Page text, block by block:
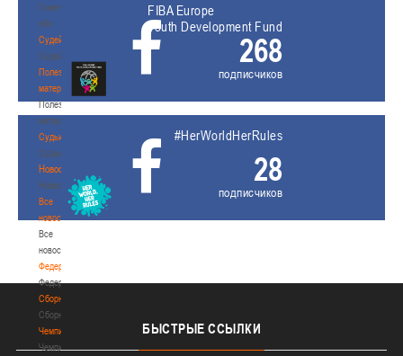
Гомельская
обл
Судейство
Судейство
Полезные
материалы
Полезные
материалы
Судьи
Судьи
Новости
Новости
Все
новости
Все
новости
Федерация
Федерация
Сборные
Сборные
Чемпионат
Чемпионат
FIBA Europe
Youth Development Fund
268
подписчиков
#HerWorldHerRules
28
подписчиков
БЫСТРЫЕ ССЫЛКИ